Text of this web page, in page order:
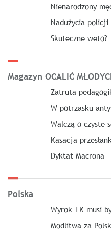
Nienarodzony
Nadużycia policji
Skuteczne weto?
Magazyn OCALIĆ
Zatruta
W potrzasku
Walczą o czyste
Kasacja
Dyktat Macrona
Polska
Wyrok TK musi
Modlitwa za